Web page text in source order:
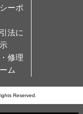
ーポ
法に
修理
ム
Reserved.